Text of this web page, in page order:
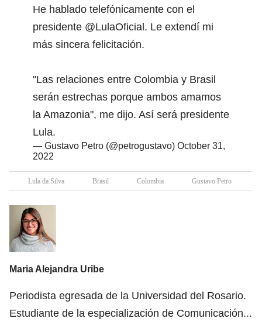
He hablado telefónicamente con el
presidente @LulaOficial. Le extendí mi
más sincera felicitación.
"Las relaciones entre Colombia y Brasil
serán estrechas porque ambos amamos
la Amazonia", me dijo. Así será presidente
Lula.
— Gustavo Petro (@petrogustavo) October 31,
2022
Lula da Silva Brasil Colombia Gustavo Petro
Maria Alejandra Uribe
Periodista egresada de la Universidad del Rosario.
Estudiante de la especialización de Comunicación...